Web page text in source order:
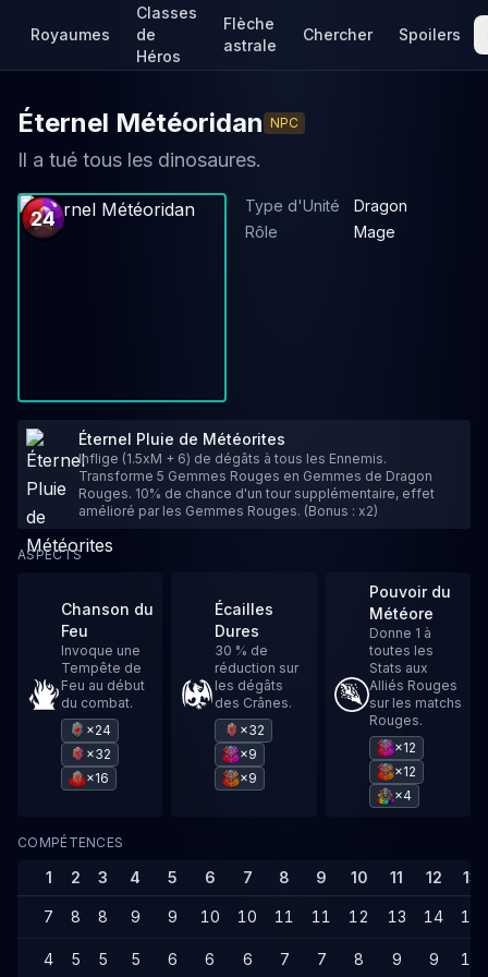
Royaumes
Classes
de
Héros
Flèche
astrale
Chercher Spoilers
Éternel Météoridan NPC
Il a tué tous les dinosaures.
24
Type d'Unité
Dragon
Rôle
Mage
Éternel Pluie de Météorites
Inflige (1.5xM + 6) de dégâts à tous les Ennemis.
Transforme 5 Gemmes Rouges en Gemmes de Dragon
Rouges. 10% de chance d'un tour supplémentaire, effet
amélioré par les Gemmes Rouges. (Bonus : x2)
ASPECTS
Chanson du
Feu
Invoque une
Tempête de
Feu au début
du combat.
×24
×32
×16
Écailles
Dures
30 % de
réduction sur
les dégâts
des Crânes.
×32
×9
×9
Pouvoir du
Météore
Donne 1 à
toutes les
Stats aux
Alliés Rouges
sur les matchs
Rouges.
×12
×12
×4
COMPÉTENCES
1 2 3 4 5 6 7 8 9 10 11 12 13
7 8 8 9 9 10 10 11 11 12 13 14 14
4 5 5 5 6 6 6 7 7 8 9 9 10